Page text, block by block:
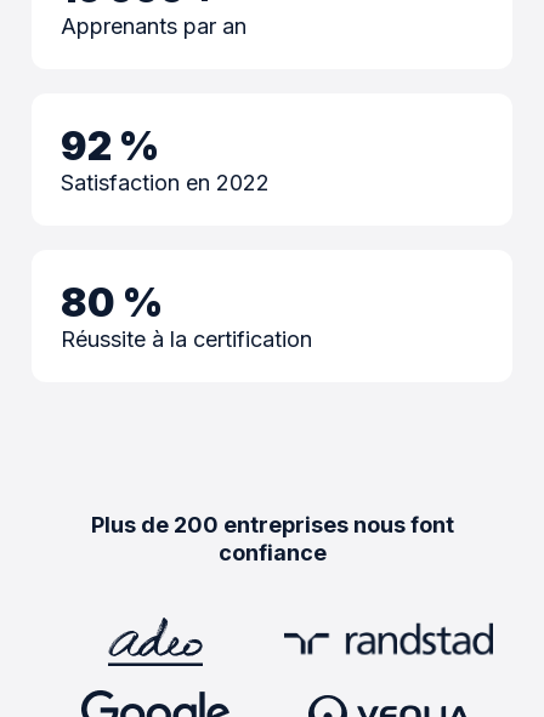
Apprenants par an
Satisfaction en 2022
92 %
Réussite à la certification
80 %
Plus de 200 entreprises nous font
confiance